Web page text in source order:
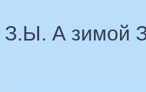
З.Ы. А зимой